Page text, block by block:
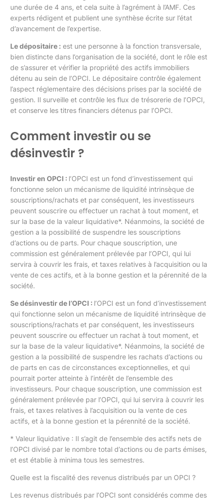
une durée de 4 ans, et cela suite à l’agrément à l’AMF. Ces
experts rédigent et publient une synthèse écrite sur l’état
d’avancement de l’expertise.
Le dépositaire : est une personne à la fonction transversale,
bien distincte dans l’organisation de la société, dont le rôle est
de s’assurer et vérifier la propriété des actifs immobiliers
détenu au sein de l’OPCI. Le dépositaire contrôle également
l’aspect réglementaire des décisions prises par la société de
gestion. Il surveille et contrôle les flux de trésorerie de l’OPCI,
et conserve les titres financiers détenus par l’OPCI.
Comment investir ou se
désinvestir ?
Investir en OPCI : l’OPCI est un fond d’investissement qui
fonctionne selon un mécanisme de liquidité intrinsèque de
souscriptions/rachats et par conséquent, les investisseurs
peuvent souscrire ou effectuer un rachat à tout moment, et
sur la base de la valeur liquidative*. Néanmoins, la société de
gestion a la possibilité de suspendre les souscriptions
d’actions ou de parts. Pour chaque souscription, une
commission est généralement prélevée par l’OPCI, qui lui
servira à couvrir les frais, et taxes relatives à l’acquisition ou la
vente de ces actifs, et à la bonne gestion et la pérennité de la
société.
Se désinvestir de l’OPCI : l’OPCI est un fond d’investissement
qui fonctionne selon un mécanisme de liquidité intrinsèque de
souscriptions/rachats et par conséquent, les investisseurs
peuvent souscrire ou effectuer un rachat à tout moment, et
sur la base de la valeur liquidative*. Néanmoins, la société de
gestion a la possibilité de suspendre les rachats d’actions ou
de parts en cas de circonstances exceptionnelles, et qui
pourrait porter atteinte à l’intérêt de l’ensemble des
investisseurs. Pour chaque souscription, une commission est
généralement prélevée par l’OPCI, qui lui servira à couvrir les
frais, et taxes relatives à l’acquisition ou la vente de ces
actifs, et à la bonne gestion et la pérennité de la société.
* Valeur liquidative : Il s’agit de l’ensemble des actifs nets de
l’OPCI divisé par le nombre total d’actions ou de parts émises,
et est établie à minima tous les semestres.
Quelle est la fiscalité des revenus distribués par un OPCI ?
Les revenus distribués par l’OPCI sont considérés comme des